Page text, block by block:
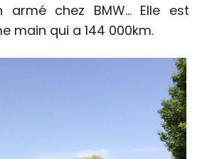
armé chez BMW… Elle est
main qui a 144 000km.